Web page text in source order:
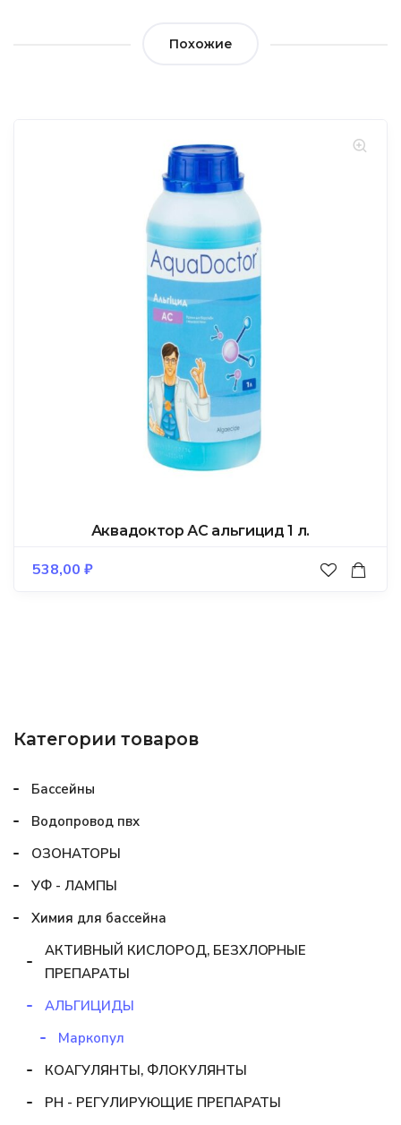
Похожие
Аквадоктор АС альгицид 1 л.
538,00 ₽
Категории товаров
Бассейны
Водопровод пвх
ОЗОНАТОРЫ
УФ - ЛАМПЫ
Химия для бассейна
АКТИВНЫЙ КИСЛОРОД, БЕЗХЛОРНЫЕ
ПРЕПАРАТЫ
АЛЬГИЦИДЫ
Маркопул
КОАГУЛЯНТЫ, ФЛОКУЛЯНТЫ
РН - РЕГУЛИРУЮЩИЕ ПРЕПАРАТЫ